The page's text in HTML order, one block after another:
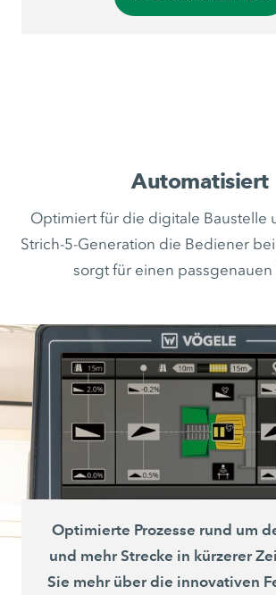
Automatisiert
Optimiert für die digitale Baustelle
Strich-5-Generation die Bediener
sorgt für einen passgenauen
Optimierte Prozesse rund um
und mehr Strecke in kürzerer
Sie mehr über die innovativen